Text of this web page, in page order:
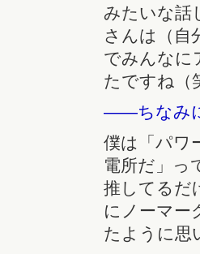
みたいな話
さんは（自
でみんなに
たですね（
――ちなみ
僕は「パワ
電所だ」っ
推してるだ
にノーマー
たように思